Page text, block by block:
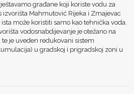
građane koji koriste vodu za
izvorišta Mahmutović Rijeka i Zmajevac
ista može koristiti samo kao tehnička voda.
vodosnabdijevanje je otežano na
je uveden redukovani sistem
u gradskoj i prigradskoj zoni u